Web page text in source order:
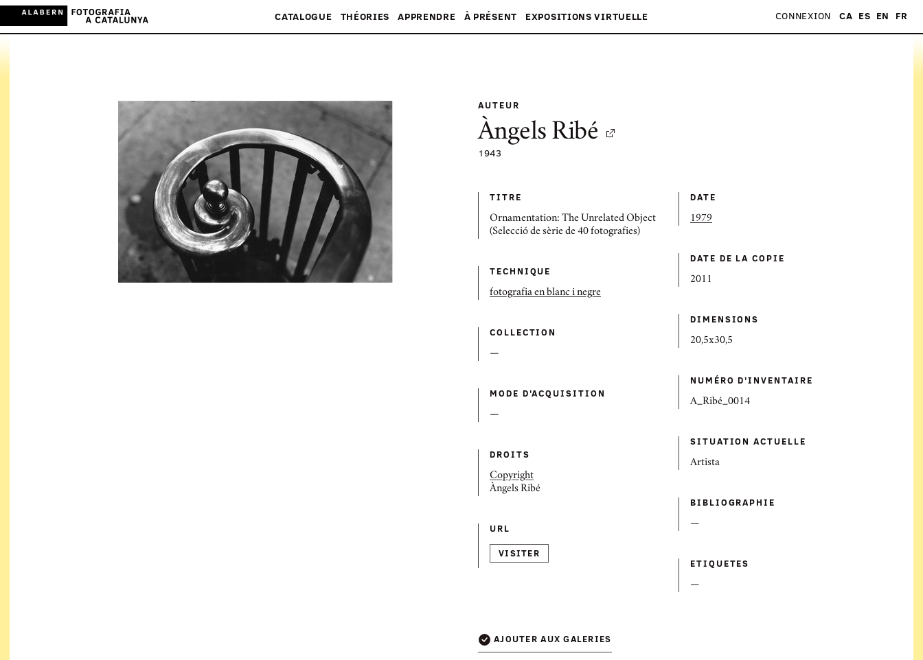
CATALOGUE THÉORIES APPRENDRE À PRÉSENT EXPOSITIONS VIRTUELLE CONNEXION CA ES EN FR
AUTEUR
Àngels Ribé
1943
TITRE
Ornamentation: The Unrelated Object
(Selecció de sèrie de 40 fotografies)
DATE
1979
DATE DE LA COPIE
2011
TECHNIQUE
fotografia en blanc i negre
DIMENSIONS
20,5x30,5
COLLECTION
—
NUMÉRO D'INVENTAIRE
A_Ribé_0014
MODE D'ACQUISITION
—
SITUATION ACTUELLE
Artista
DROITS
Copyright
Àngels Ribé
BIBLIOGRAPHIE
—
URL
VISITER
ETIQUETES
—
AJOUTER AUX GALERIES